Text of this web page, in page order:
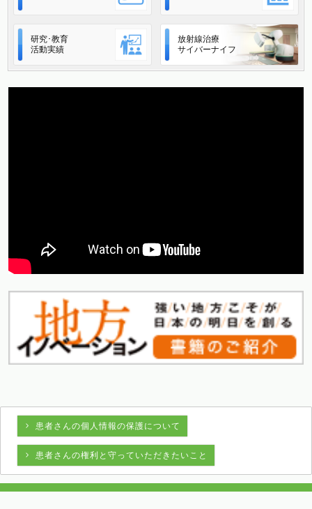
研究･教育
活動実績
放射線治療
サイバーナイフ
患者さんの個人情報の保護について
患者さんの権利と守っていただきたいこと